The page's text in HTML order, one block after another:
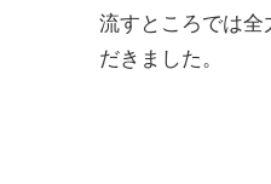
流すところでは全
だきました。